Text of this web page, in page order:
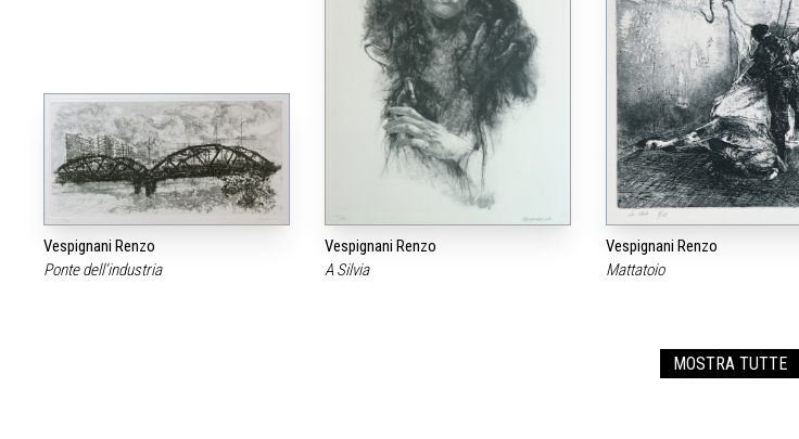
Vespignani Renzo
Ponte dell‘industria
Vespignani Renzo
A Silvia
Vespignani Renzo
Mattatoio
MOSTRA TUTTE